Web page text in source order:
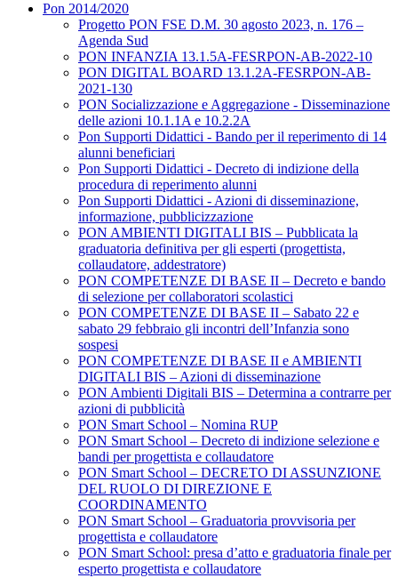
Pon 2014/2020
Progetto PON FSE D.M. 30 agosto 2023, n. 176 –
Agenda Sud
PON INFANZIA 13.1.5A-FESRPON-AB-2022-10
PON DIGITAL BOARD 13.1.2A-FESRPON-AB-
2021-130
PON Socializzazione e Aggregazione - Disseminazione
delle azioni 10.1.1A e 10.2.2A
Pon Supporti Didattici - Bando per il reperimento di 14
alunni beneficiari
Pon Supporti Didattici - Decreto di indizione della
procedura di reperimento alunni
Pon Supporti Didattici - Azioni di disseminazione,
informazione, pubblicizzazione
PON AMBIENTI DIGITALI BIS – Pubblicata la
graduatoria definitiva per gli esperti (progettista,
collaudatore, addestratore)
PON COMPETENZE DI BASE II – Decreto e bando
di selezione per collaboratori scolastici
PON COMPETENZE DI BASE II – Sabato 22 e
sabato 29 febbraio gli incontri dell’Infanzia sono
sospesi
PON COMPETENZE DI BASE II e AMBIENTI
DIGITALI BIS – Azioni di disseminazione
PON Ambienti Digitali BIS – Determina a contrarre per
azioni di pubblicità
PON Smart School – Nomina RUP
PON Smart School – Decreto di indizione selezione e
bandi per progettista e collaudatore
PON Smart School – DECRETO DI ASSUNZIONE
DEL RUOLO DI DIREZIONE E
COORDINAMENTO
PON Smart School – Graduatoria provvisoria per
progettista e collaudatore
PON Smart School: presa d’atto e graduatoria finale per
esperto progettista e collaudatore